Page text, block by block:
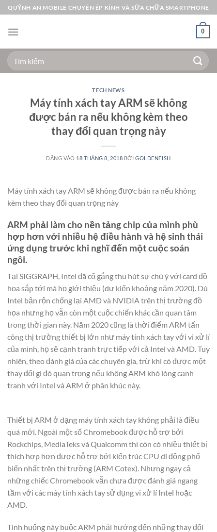
Bỏ
qua
nội
QUỲNH AN MOBILE CHUYÊN ÉP KÍNH VÀ SỬA CHỮA SMARTPHONE
0
Tìm
kiếm:
TECH NEWS
Máy tính xách tay ARM sẽ không
được bán ra nếu không kèm theo
thay đổi quan trọng này
ĐĂNG VÀO 18 THÁNG 8, 2018 BỞIGOLDENFISH
Máy tính xách tay ARM sẽ không được bán ra nếu không
kèm theo thay đổi quan trọng này
ARM phải làm cho nền tảng chip của mình phù
hợp hơn với nhiều hệ điều hành và hệ sinh thái
ứng dụng trước khi nghĩ đến một cuộc soán
ngôi.
Tại SIGGRAPH, Intel đã cố gắng thu hút sự chú ý với card đồ
họa sắp tới mà họ giới thiệu (dự kiến khoảng năm 2020). Dù
Intel bận rộn chống lại AMD và NVIDIA trên thị trường đồ
họa nhưng họ vẫn còn một cuộc chiến khác cần quan tâm
trong thời gian này. Năm 2020 cũng là thời điểm ARM tấn
công thị trường thiết bị lớn như máy tính xách tay với vi xử lí
của mình, họ sẽ cạnh tranh trực tiếp với cả Intel và AMD. Tuy
nhiên, theo đánh giá của các chuyên gia, trừ khi có được một
thay đổi gì đó quan trọng nếu không ARM khó lòng cạnh
tranh với Intel và ARM ở phân khúc này.
Thiết bị ARM ở dạng máy tính xách tay không phải là điều
quá mới. Ngoài một số Chromebook được hỗ trợ bởi
Rockchips, MediaTeks và Qualcomm thì còn có nhiều thiết bị
thích hợp hơn được hỗ trợ bởi kiến ​​trúc CPU di động phổ
biến nhất trên thị trường (ARM Cotex). Nhưng ngay cả
những chiếc Chromebook vẫn chưa được đánh giá ngang
tầm với các máy tính xách tay sử dụng vi xử lí Intel hoặc
AMD.
Tình huống này buộc ARM phải hướng đến những thay đổi